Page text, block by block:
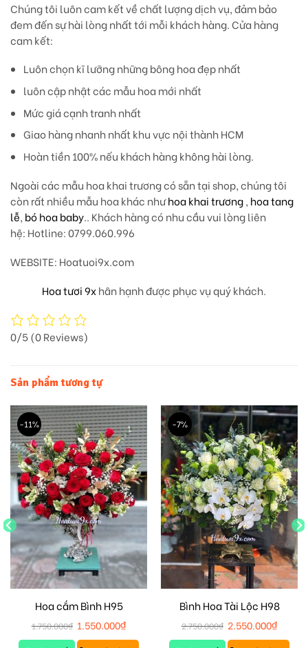
Chúng tôi luôn cam kết về chất lượng dịch vụ, đảm bảo
đem đến sự hài lòng nhất tới mỗi khách hàng. Cửa hàng
cam kết:
Luôn chọn kĩ lưỡng những bông hoa đẹp nhất
luôn cập nhật các mẫu hoa mới nhất
Mức giá cạnh tranh nhất
Giao hàng nhanh nhất khu vực nội thành HCM
Hoàn tiền 100% nếu khách hàng không hài lòng.
Ngoài các mẫu hoa khai trương có sẵn tại shop, chúng tôi
còn rất nhiều mẫu hoa khác nhưhoa khai trương, hoa tang
lễ, bó hoa baby.. Khách hàng có nhu cầu vui lòng liên
hệ: Hotline: 0799.060.996
WEBSITE: Hoatuoi9x.com
Hoa tươi 9xhân hạnh được phục vụ quý khách.
0/5(0 Reviews)
Sản phẩm tương tự
-11%
Hoa cắm Bình H95
1.750.000₫ 1.550.000₫
-7%
Bình Hoa Tài Lộc H98
2.750.000₫ 2.550.000₫